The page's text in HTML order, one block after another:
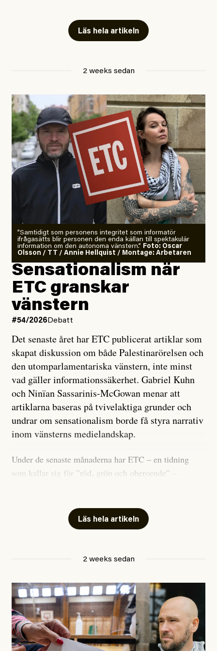
Läs hela artikeln
2 weeks sedan
”Samtidigt som personens integritet som informatör
ifrågasätts blir personen den enda källan till spektakulär
information om den autonoma vänstern.” Foto: Oscar
Olsson / TT / Annie Hellquist / Montage: Arbetaren
Sensationalism när
ETC granskar
vänstern
#54/2026 Debatt
Det senaste året har ETC publicerat artiklar som
skapat diskussion om både Palestinarörelsen och
den utomparlamentariska vänstern, inte minst
vad gäller informationssäkerhet. Gabriel Kuhn
och Ninïan Sassarinis-McGowan menar att
artiklarna baseras på tvivelaktiga grunder och
undrar om sensationalism borde få styra narrativ
inom vänsterns medielandskap.
Under de senaste månaderna har ETC – en tidning
som kallar sig för ”röd, grön och oberoende” –
skriver för? Vad betyder det att vara en ”röd, grön och
oberoende” tidning? Och vad är egentligen bra
utpekas som israelisk infiltratör”. Enligt ingressen
handlar artikeln om en person vars ”bakgrund skapar
splittring och oro i rörelsen”. Problemet är att artikeln
skapar betydligt mer oro i palestinarörelsen – och den
oberoende vänstern – än den porträtterade personen
Läs hela artikeln
2 weeks sedan